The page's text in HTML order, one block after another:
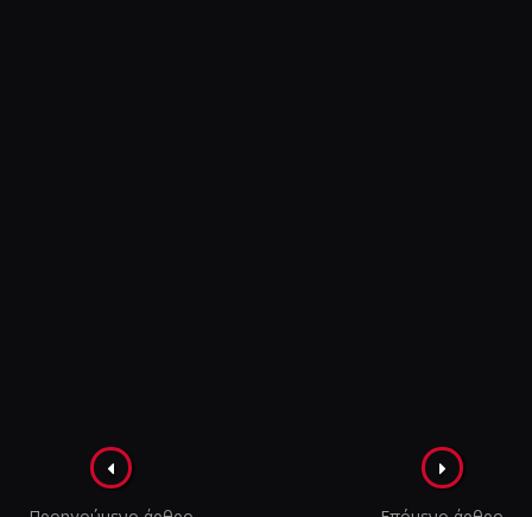
Πλοήγηση